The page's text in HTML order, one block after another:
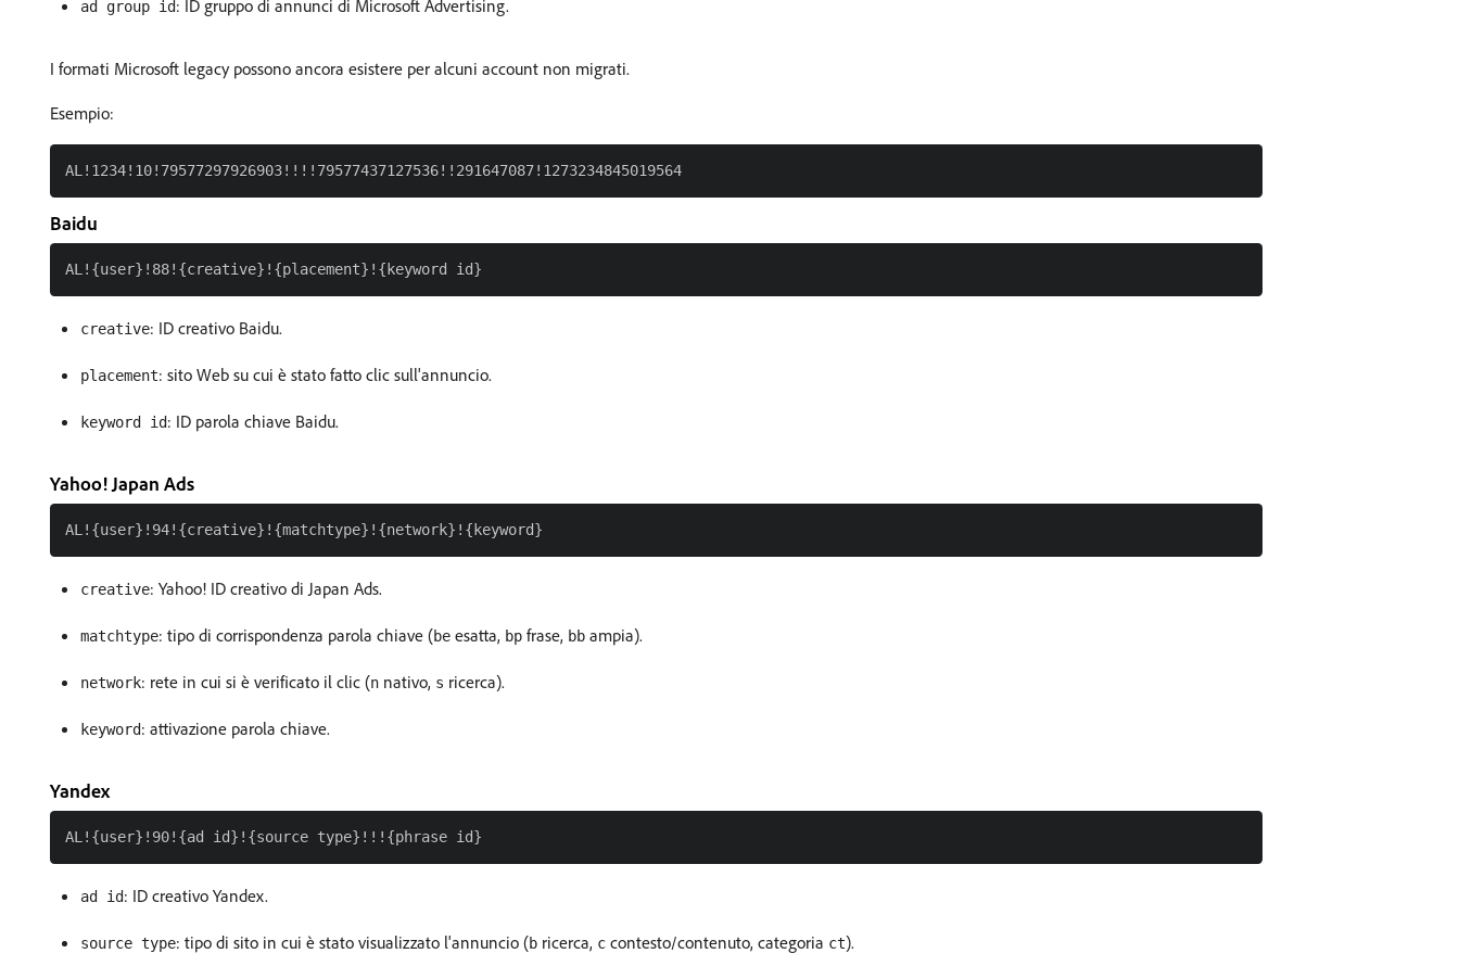
ad group id: ID gruppo di annunci di Microsoft Advertising.
I formati Microsoft legacy possono ancora esistere per alcuni account non migrati.
Esempio:
Baidu
creative: ID creativo Baidu.
placement: sito Web su cui è stato fatto clic sull'annuncio.
keyword id: ID parola chiave Baidu.
Yahoo! Japan Ads
creative: Yahoo! ID creativo di Japan Ads.
matchtype: tipo di corrispondenza parola chiave (be esatta, bp frase, bb ampia).
network: rete in cui si è verificato il clic (n nativo, s ricerca).
keyword: attivazione parola chiave.
Yandex
ad id: ID creativo Yandex.
source type: tipo di sito in cui è stato visualizzato l'annuncio (b ricerca, c contesto/contenuto, categoria ct).